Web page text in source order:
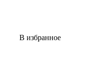
В избранное